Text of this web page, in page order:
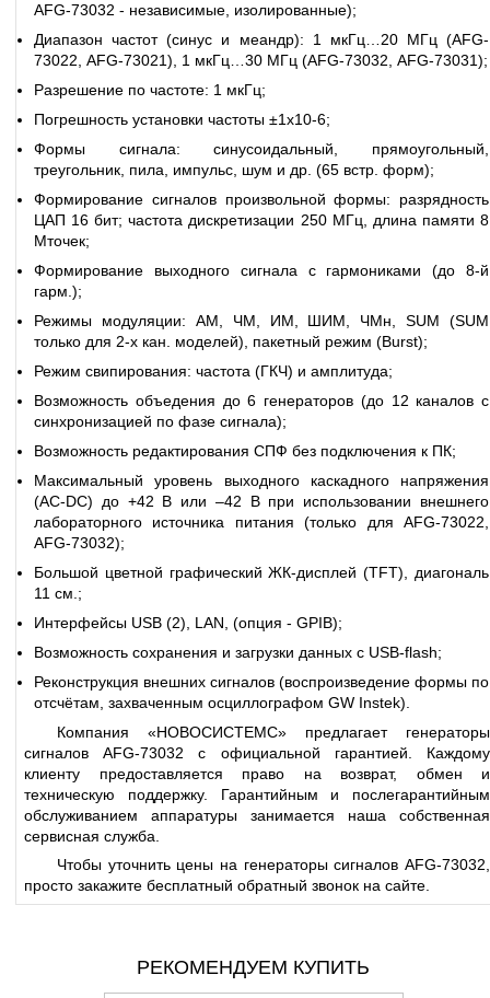
AFG-73032 - независимые, изолированные);
Диапазон частот (синус и меандр): 1 мкГц…20 МГц (AFG-
73022, AFG-73021), 1 мкГц…30 МГц (AFG-73032, AFG-73031);
Разрешение по частоте: 1 мкГц;
Погрешность установки частоты ±1x10-6;
Формы сигнала: синусоидальный, прямоугольный,
треугольник, пила, импульс, шум и др. (65 встр. форм);
Формирование сигналов произвольной формы: разрядность
ЦАП 16 бит; частота дискретизации 250 МГц, длина памяти 8
Мточек;
Формирование выходного сигнала с гармониками (до 8-й
гарм.);
Режимы модуляции: АМ, ЧМ, ИМ, ШИМ, ЧМн, SUM (SUM
только для 2-х кан. моделей), пакетный режим (Burst);
Режим свипирования: частота (ГКЧ) и амплитуда;
Возможность объедения до 6 генераторов (до 12 каналов с
синхронизацией по фазе сигнала);
Возможность редактирования СПФ без подключения к ПК;
Максимальный уровень выходного каскадного напряжения
(AC-DC) до +42 В или –42 В при использовании внешнего
лабораторного источника питания (только для AFG-73022,
AFG-73032);
Большой цветной графический ЖК-дисплей (TFT), диагональ
11 см.;
Интерфейсы USB (2), LAN, (опция - GPIB);
Возможность сохранения и загрузки данных с USB-flash;
Реконструкция внешних сигналов (воспроизведение формы по
отсчётам, захваченным осциллографом GW Instek).
Компания «НОВОСИСТЕМС» предлагает генераторы
сигналов AFG-73032 с официальной гарантией. Каждому
клиенту предоставляется право на возврат, обмен и
техническую поддержку. Гарантийным и послегарантийным
обслуживанием аппаратуры занимается наша собственная
сервисная служба.
Чтобы уточнить цены на генераторы сигналов AFG-73032,
просто закажите бесплатный обратный звонок на сайте.
РЕКОМЕНДУЕМ КУПИТЬ